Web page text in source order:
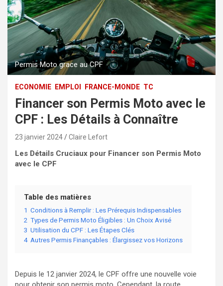
Permis Moto grace au CPF
ECONOMIE EMPLOI FRANCE-MONDE TC
Financer son Permis Moto avec le
CPF : Les Détails à Connaître
23 janvier 2024 Claire Lefort
Les Détails Cruciaux pour Financer son Permis Moto
avec le CPF
Table des matières
1 Conditions à Remplir : Les Prérequis Indispensables
2 Types de Permis Moto Éligibles : Un Choix Avisé
3 Utilisation du CPF : Les Étapes Clés
4 Autres Permis Finançables : Élargissez vos Horizons
Depuis le 12 janvier 2024, le CPF offre une nouvelle voie